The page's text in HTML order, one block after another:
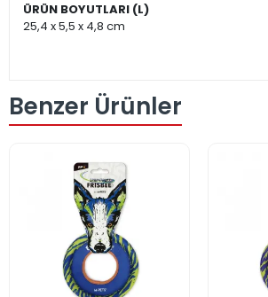
ÜRÜN BOYUTLARI (L)
25,4 x 5,5 x 4,8 cm
Benzer Ürünler